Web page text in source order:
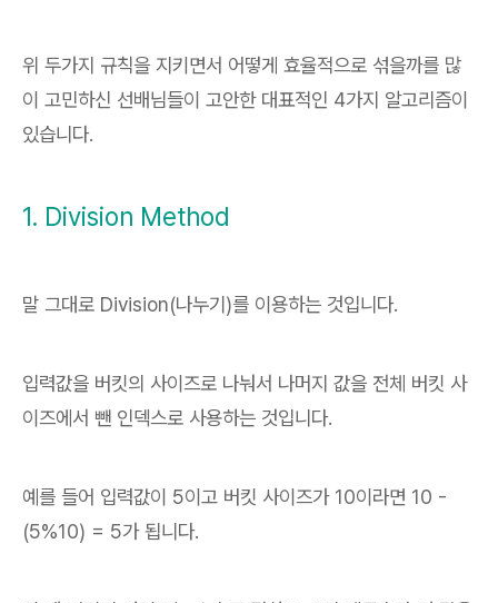
위 두가지 규칙을 지키면서 어떻게 효율적으로 섞을까를 많
이 고민하신 선배님들이 고안한 대표적인 4가지 알고리즘이
있습니다.
1. Division Method
말 그대로 Division(나누기)를 이용하는 것입니다.
입력값을 버킷의 사이즈로 나눠서 나머지 값을 전체 버킷 사
이즈에서 뺀 인덱스로 사용하는 것입니다.
예를 들어 입력값이 5이고 버킷 사이즈가 10이라면 10 -
(5%10) = 5가 됩니다.